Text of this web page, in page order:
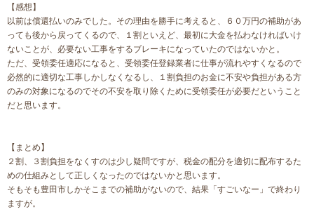
【感想】
以前は償還払いのみでした。その理由を勝手に考えると、６０万円の補助があ
っても後から戻ってくるので、１割といえど、最初に大金を払わなければいけ
ないことが、必要ない工事をするブレーキになっていたのではないかと。
ただ、受領委任適応になると、受領委任登録業者に仕事が流れやすくなるので
必然的に適切な工事しかしなくなるし、１割負担のお金に不安や負担がある方
のみの対象になるのでその不安を取り除くために受領委任が必要だということ
だと思います。
【まとめ】
２割、３割負担をなくすのは少し疑問ですが、税金の配分を適切に配布するた
めの仕組みとして正しくなったのではないかと思います。
そもそも豊田市しかそこまでの補助がないので、結果「すごいなー」で終わり
ますが。